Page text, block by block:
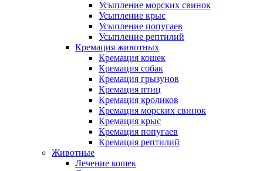
Усыпление морских свинок
Усыпление крыс
Усыпление попугаев
Усыпление рептилий
Кремация животных
Кремация кошек
Кремация собак
Кремация грызунов
Кремация птиц
Кремация кроликов
Кремация морских свинок
Кремация крыс
Кремация попугаев
Кремация рептилий
Животные
Лечение кошек